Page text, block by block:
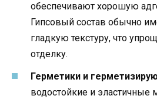
обеспечивают хорошую
Гипсовый состав обычно
гладкую текстуру, что
отделку.
Герметики и
водостойкие и эластичные